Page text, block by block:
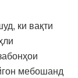
ки вақти
мебошанд